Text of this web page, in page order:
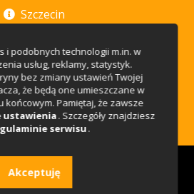
Szczecin
Rzeszów
Wrocław
Trójmiasto
prawa zastrzeżone.
serwisu
i podobnych technologii m.in. w
usług, reklamy, statystyk.
bez zmiany ustawień Twojej
że będą one umieszczane w
końcowym. Pamiętaj, że zawsze
ustawienia. Szczegóły znajdziesz
serwisu.
Akceptuję